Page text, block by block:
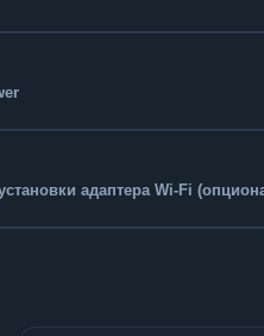
адаптера Wi-Fi